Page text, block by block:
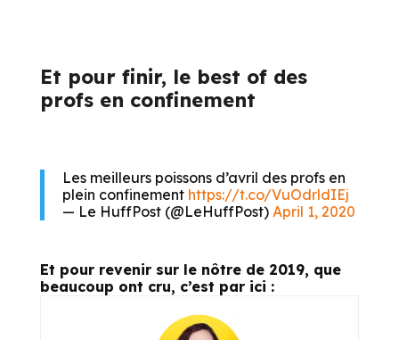
Et pour finir, le best of des
profs en confinement
Les meilleurs poissons d’avril des profs en
plein confinement https://t.co/VuOdrldIEj
— Le HuffPost (@LeHuffPost) April 1, 2020
Et pour revenir sur le nôtre de 2019, que
beaucoup ont cru, c’est par ici :